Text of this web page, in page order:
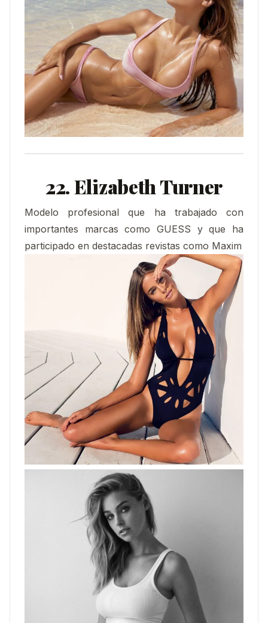
22. Elizabeth Turner
Modelo profesional que ha trabajado con
importantes marcas como GUESS y que ha
participado en destacadas revistas como Maxim